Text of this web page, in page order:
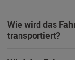
Wie wird das
transportiert?